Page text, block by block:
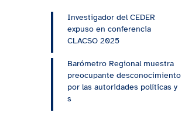
Investigador del CEDER
expuso en conferencia
CLACSO 2025
Barómetro Regional muestra
preocupante desconocimiento
por las autoridades políticas y
s